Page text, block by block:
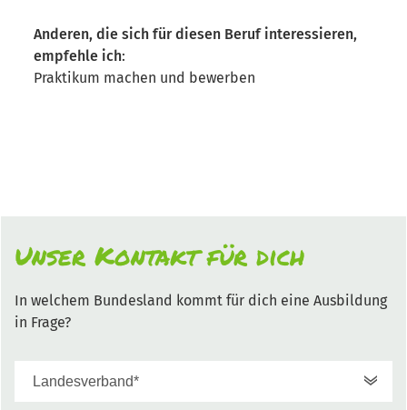
Anderen, die sich für diesen Beruf interessieren,
empfehle ich:
Praktikum machen und bewerben
Unser Kontakt für dich
In welchem Bundesland kommt für dich eine Ausbildung
in Frage?